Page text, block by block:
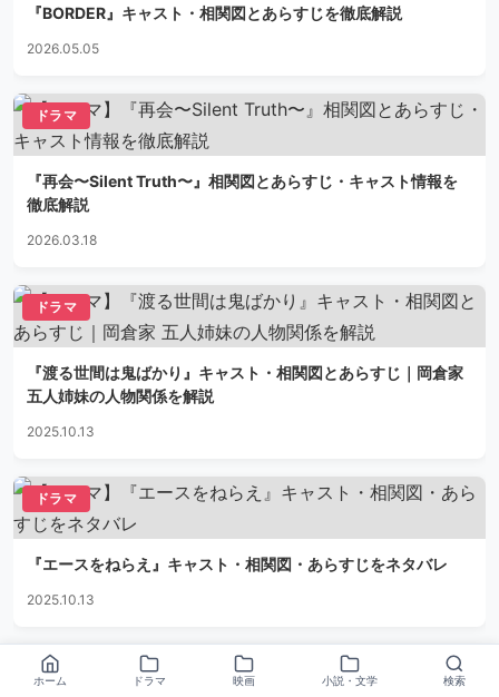
『BORDER』キャスト・相関図とあらすじを徹底解説
2026.05.05
ドラマ
『再会〜Silent Truth〜』相関図とあらすじ・キャスト情報を
徹底解説
2026.03.18
ドラマ
『渡る世間は鬼ばかり』キャスト・相関図とあらすじ｜岡倉家
五人姉妹の人物関係を解説
2025.10.13
ドラマ
『エースをねらえ』キャスト・相関図・あらすじをネタバレ
2025.10.13
ドラマ
ホーム ドラマ 映画 小説・文学 検索